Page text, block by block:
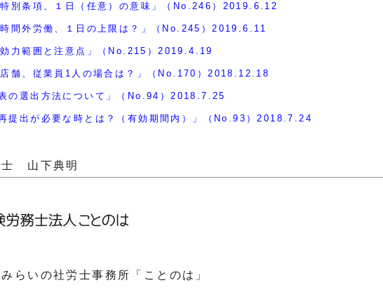
特別条項、１日（任意）の意味」（No.246）2019.6.12
時間外労働、１日の上限は？」（No.245）2019.6.11
効力範囲と注意点」（No.215）2019.4.19
店舗、従業員1人の場合は？」（No.170）2018.12.18
表の選出方法について」（No.94）2018.7.25
再提出が必要な時とは？（有効期間内）」（No.93）2018.7.24
士 山下典明
らいの社労士事務所「ことのは」